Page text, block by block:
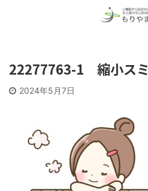
22277763-1 縮小スミ
2024年5月7日